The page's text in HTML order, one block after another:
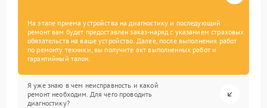
На этапе приема устройства на диагностику и последующий
ремонт вам будет предоставлен заказ-наряд с указанием страховых
обязательств на ваше устройство. Далее, после выполнения работ
по ремонту техники, вы получите акт выполненных работ и
гарантийный талон.
Я уже знаю в чем неисправность и какой
ремонт необходим. Для чего проводить
диагностику?